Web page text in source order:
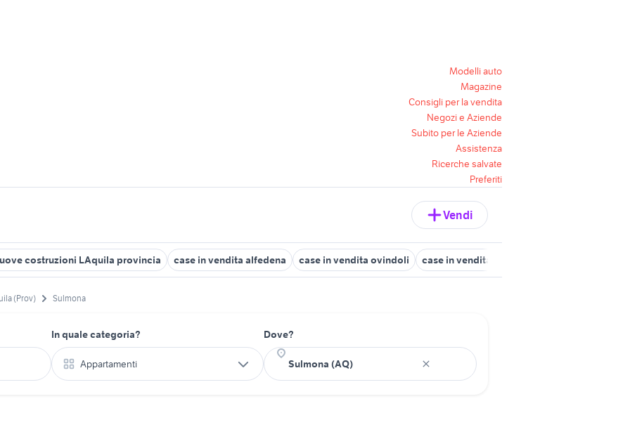
Modelli auto
Magazine
Consigli per la vendita
Negozi e Aziende
Subito per le Aziende
Assistenza
Ricerche salvate
Preferiti
Vendi
costruzioni LAquila provincia case in vendita alfedena case in vendita ovindoli case in vendita castel di sangro
(Prov) Sulmona
In quale categoria?
Appartamenti
Dove?